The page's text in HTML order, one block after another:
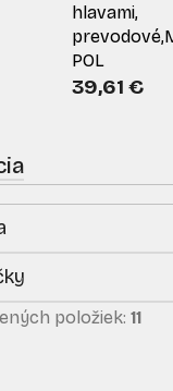
hlavami,
POL
39,61 €
položiek: 11